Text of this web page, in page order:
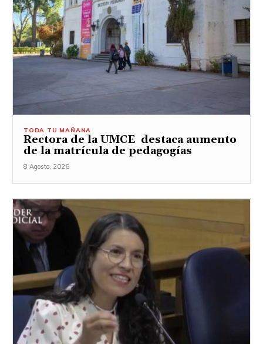
TODA TU MAÑANA
Rectora de la UMCE destaca aumento
de la matrícula de pedagogías
8 Agosto, 2026